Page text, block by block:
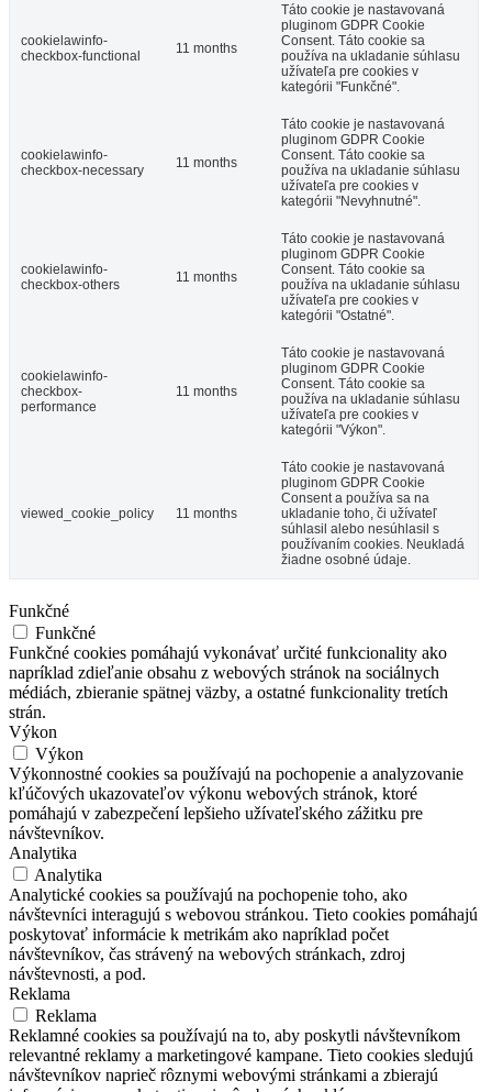
cookielawinfo-
checkbox-functional
11 months
Táto cookie je nastavovaná
pluginom GDPR Cookie
Consent. Táto cookie sa
používa na ukladanie súhlasu
užívateľa pre cookies v
kategórii "Funkčné".
cookielawinfo-
checkbox-necessary
11 months
Táto cookie je nastavovaná
pluginom GDPR Cookie
Consent. Táto cookie sa
používa na ukladanie súhlasu
užívateľa pre cookies v
kategórii "Nevyhnutné".
cookielawinfo-
checkbox-others
11 months
Táto cookie je nastavovaná
pluginom GDPR Cookie
Consent. Táto cookie sa
používa na ukladanie súhlasu
užívateľa pre cookies v
kategórii "Ostatné".
cookielawinfo-
checkbox-
performance
11 months
Táto cookie je nastavovaná
pluginom GDPR Cookie
Consent. Táto cookie sa
používa na ukladanie súhlasu
užívateľa pre cookies v
kategórii "Výkon".
viewed_cookie_policy 11 months
Táto cookie je nastavovaná
pluginom GDPR Cookie
Consent a používa sa na
ukladanie toho, či užívateľ
súhlasil alebo nesúhlasil s
používaním cookies. Neukladá
žiadne osobné údaje.
Funkčné
Funkčné
Funkčné cookies pomáhajú vykonávať určité funkcionality ako
napríklad zdieľanie obsahu z webových stránok na sociálnych
médiách, zbieranie spätnej väzby, a ostatné funkcionality tretích
strán.
Výkon
Výkon
Výkonnostné cookies sa používajú na pochopenie a analyzovanie
kľúčových ukazovateľov výkonu webových stránok, ktoré
pomáhajú v zabezpečení lepšieho užívateľského zážitku pre
návštevníkov.
Analytika
Analytika
Analytické cookies sa používajú na pochopenie toho, ako
návštevníci interagujú s webovou stránkou. Tieto cookies pomáhajú
poskytovať informácie k metrikám ako napríklad počet
návštevníkov, čas strávený na webových stránkach, zdroj
návštevnosti, a pod.
Reklama
Reklama
Reklamné cookies sa používajú na to, aby poskytli návštevníkom
relevantné reklamy a marketingové kampane. Tieto cookies sledujú
návštevníkov naprieč rôznymi webovými stránkami a zbierajú